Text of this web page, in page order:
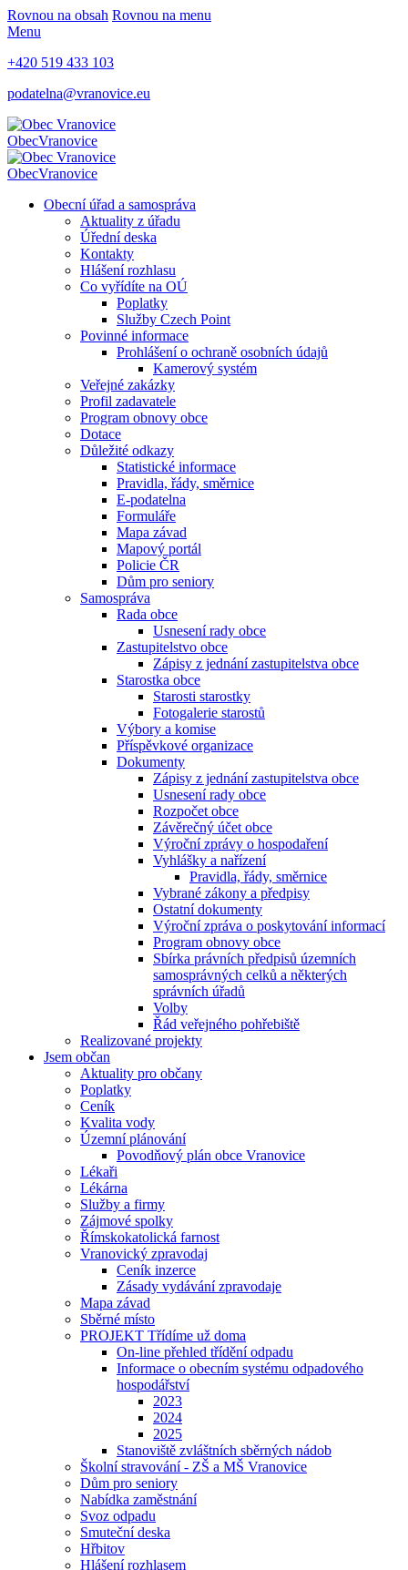
Rovnou na obsah Rovnou na menu
Menu
+420 519 433 103
podatelna@vranovice.eu
ObecVranovice
ObecVranovice
Obecní úřad a samospráva
Aktuality z úřadu
Úřední deska
Kontakty
Hlášení rozhlasu
Co vyřídíte na OÚ
Poplatky
Služby Czech Point
Povinné informace
Prohlášení o ochraně osobních údajů
Kamerový systém
Veřejné zakázky
Profil zadavatele
Program obnovy obce
Dotace
Důležité odkazy
Statistické informace
Pravidla, řády, směrnice
E-podatelna
Formuláře
Mapa závad
Mapový portál
Policie ČR
Dům pro seniory
Samospráva
Rada obce
Usnesení rady obce
Zastupitelstvo obce
Zápisy z jednání zastupitelstva obce
Starostka obce
Starosti starostky
Fotogalerie starostů
Výbory a komise
Příspěvkové organizace
Dokumenty
Zápisy z jednání zastupitelstva obce
Usnesení rady obce
Rozpočet obce
Závěrečný účet obce
Výroční zprávy o hospodaření
Vyhlášky a nařízení
Pravidla, řády, směrnice
Vybrané zákony a předpisy
Ostatní dokumenty
Výroční zpráva o poskytování informací
Program obnovy obce
Sbírka právních předpisů územních
samosprávných celků a některých
správních úřadů
Volby
Řád veřejného pohřebiště
Realizované projekty
Jsem občan
Aktuality pro občany
Poplatky
Ceník
Kvalita vody
Územní plánování
Povodňový plán obce Vranovice
Lékaři
Lékárna
Služby a firmy
Zájmové spolky
Římskokatolická farnost
Vranovický zpravodaj
Ceník inzerce
Zásady vydávání zpravodaje
Mapa závad
Sběrné místo
PROJEKT Třídíme už doma
On-line přehled třídění odpadu
Informace o obecním systému odpadového
hospodářství
2023
2024
2025
Stanoviště zvláštních sběrných nádob
Školní stravování - ZŠ a MŠ Vranovice
Dům pro seniory
Nabídka zaměstnání
Svoz odpadu
Smuteční deska
Hřbitov
Hlášení rozhlasem